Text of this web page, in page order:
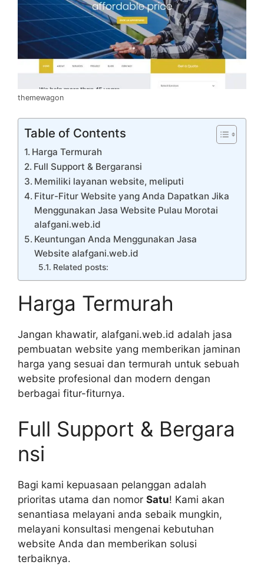
themewagon
Table of Contents
Harga Termurah
Full Support & Bergaransi
Memiliki layanan website, meliputi
Fitur-Fitur Website yang Anda Dapatkan Jika
Menggunakan Jasa Website Pulau Morotai
alafgani.web.id
Keuntungan Anda Menggunakan Jasa
Website alafgani.web.id
Related posts:
Harga Termurah
Jangan khawatir, alafgani.web.id adalah jasa
pembuatan website yang memberikan jaminan
harga yang sesuai dan termurah untuk sebuah
website profesional dan modern dengan
berbagai fitur-fiturnya.
Full Support & Bergara
nsi
Bagi kami kepuasaan pelanggan adalah
prioritas utama dan nomor Satu! Kami akan
senantiasa melayani anda sebaik mungkin,
melayani konsultasi mengenai kebutuhan
website Anda dan memberikan solusi
terbaiknya.